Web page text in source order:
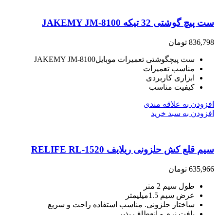
ست پیچ گوشتی 32 تیکه JAKEMY JM-8100
836,798 تومان
ست پیچگوشتی تعمیرات موبایلJAKEMY JM-8100
مناسب تعمیرات
ابزاری کاربردی
کیفیت مناسب
افزودن به علاقه مندی
افزودن به سبد خرید
سیم قلع کش حلزونی ریلایف RELIFE RL-1520
635,966 تومان
طول سیم 2 متر
عرض سیم 1.5میلیمتر
ساختار حلزونی. مناسب استفاده راحت و سریع